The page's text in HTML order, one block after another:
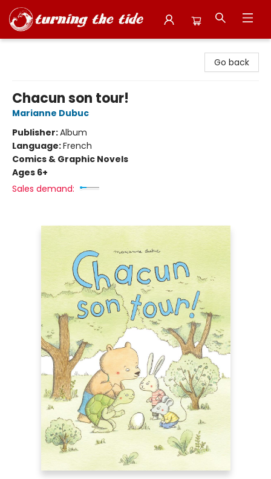
Go back
Chacun son tour!
Marianne Dubuc
Publisher:Album
Language:French
Comics & Graphic Novels
Ages 6+
Sales demand: